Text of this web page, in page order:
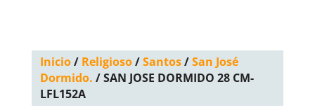
Inicio/ Religioso/Santos/San José
Dormido. / SAN JOSE DORMIDO 28 CM-
LFL152A